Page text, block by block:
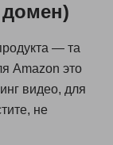
— та
Amazon это
видео, для
не